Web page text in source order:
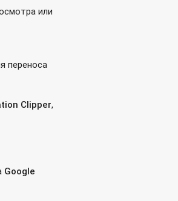
или
переноса
Clipper,
Google